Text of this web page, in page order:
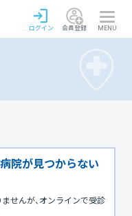
ログイン 会員登録 MENU
院が見つからない
せんが、オンラインで受診